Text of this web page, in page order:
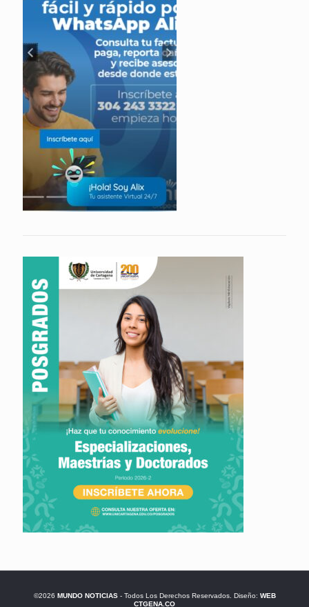
©2026 MUNDO NOTICIAS- Todos Los Derechos Reservados. Diseño: WEB
CTGENA.CO